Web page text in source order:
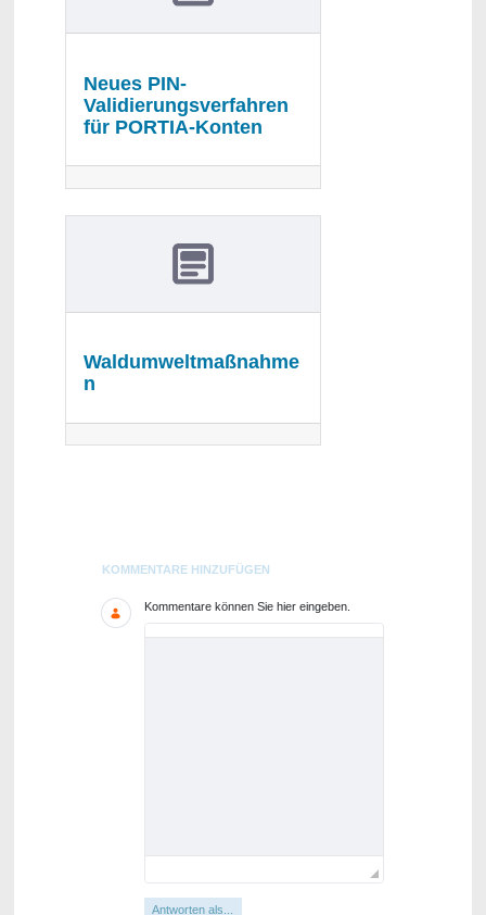
Neues PIN-
Validierungsverfahren
für PORTIA-Konten
Waldumweltmaßnahme
n
Blogs
KOMMENTARE HINZUFÜGEN
Kommentare können Sie hier eingeben.
Antworten als...